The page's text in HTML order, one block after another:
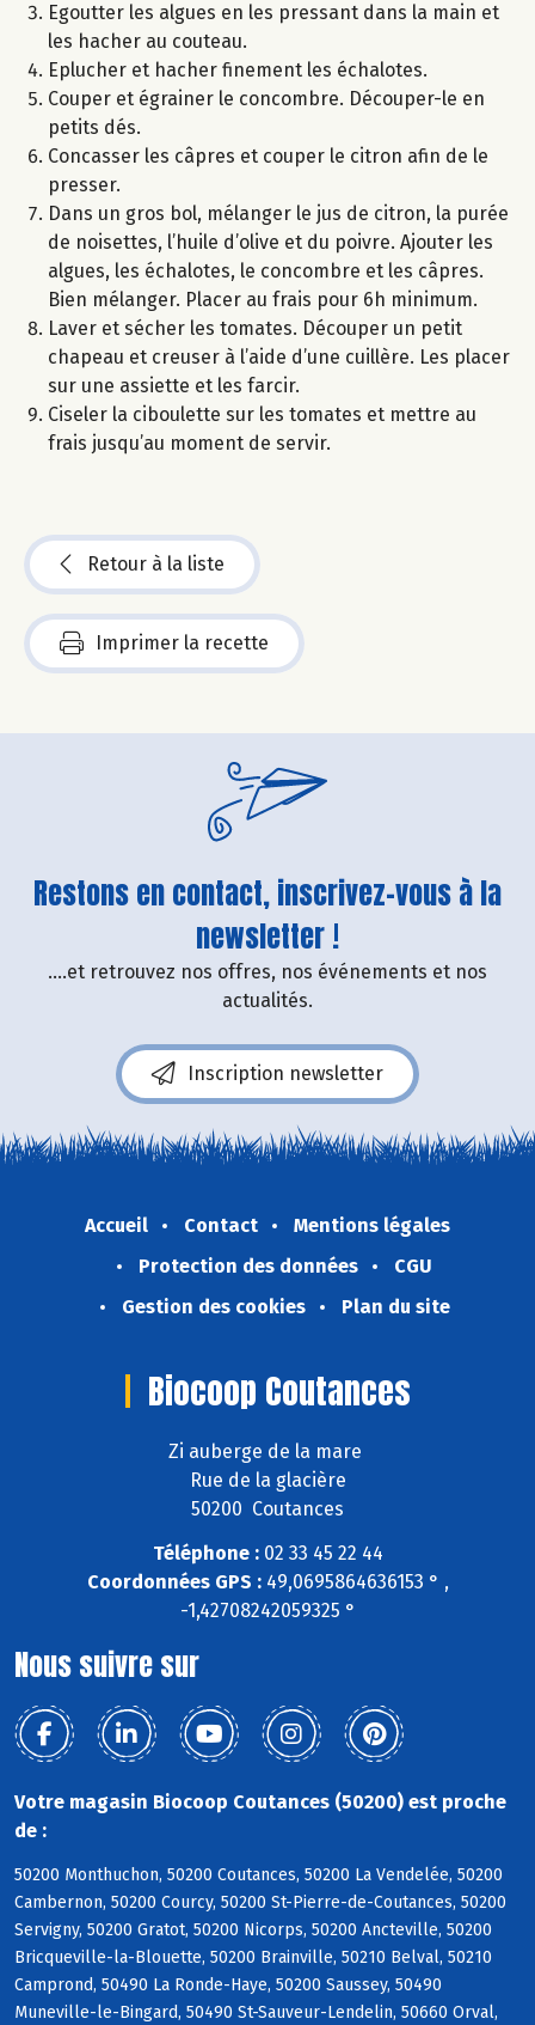
Egoutter les algues en les pressant dans la main et
les hacher au couteau.
Eplucher et hacher finement les échalotes.
Couper et égrainer le concombre. Découper-le en
petits dés.
Concasser les câpres et couper le citron afin de le
presser.
Dans un gros bol, mélanger le jus de citron, la purée
de noisettes, l’huile d’olive et du poivre. Ajouter les
algues, les échalotes, le concombre et les câpres.
Bien mélanger. Placer au frais pour 6h minimum.
Laver et sécher les tomates. Découper un petit
chapeau et creuser à l’aide d’une cuillère. Les placer
sur une assiette et les farcir.
Ciseler la ciboulette sur les tomates et mettre au
frais jusqu’au moment de servir.
Retour à la liste
Imprimer la recette
Restons en contact, inscrivez-vous à la
newsletter !
....et retrouvez nos offres, nos événements et nos
actualités.
Inscription newsletter
Accueil Contact
Mentions légales
Protection des données
CGU
Gestion des cookies
Plan du site
Biocoop Coutances
Zi auberge de la mare
Rue de la glacière
50200 Coutances
Téléphone :02 33 45 22 44
Coordonnées GPS :49,0695864636153 ° ,
-1,42708242059325 °
Nous suivre sur
Votre magasin Biocoop Coutances (50200) est proche
de :
50200 Monthuchon, 50200 Coutances, 50200 La Vendelée, 50200
Cambernon, 50200 Courcy, 50200 St-Pierre-de-Coutances, 50200
Servigny, 50200 Gratot, 50200 Nicorps, 50200 Ancteville, 50200
Bricqueville-la-Blouette, 50200 Brainville, 50210 Belval, 50210
Camprond, 50490 La Ronde-Haye, 50200 Saussey, 50490
Muneville-le-Bingard, 50490 St-Sauveur-Lendelin, 50660 Orval,